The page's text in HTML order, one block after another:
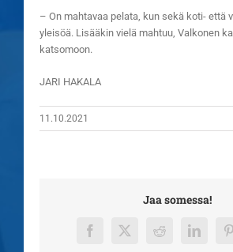
– On mahtavaa pelata, kun sekä koti- että
yleisöä. Lisääkin vielä mahtuu, Valkonen
katsomoon.
JARI HAKALA
11.10.2021
Jaa somessa!
Facebook
X RedditLinkedIn